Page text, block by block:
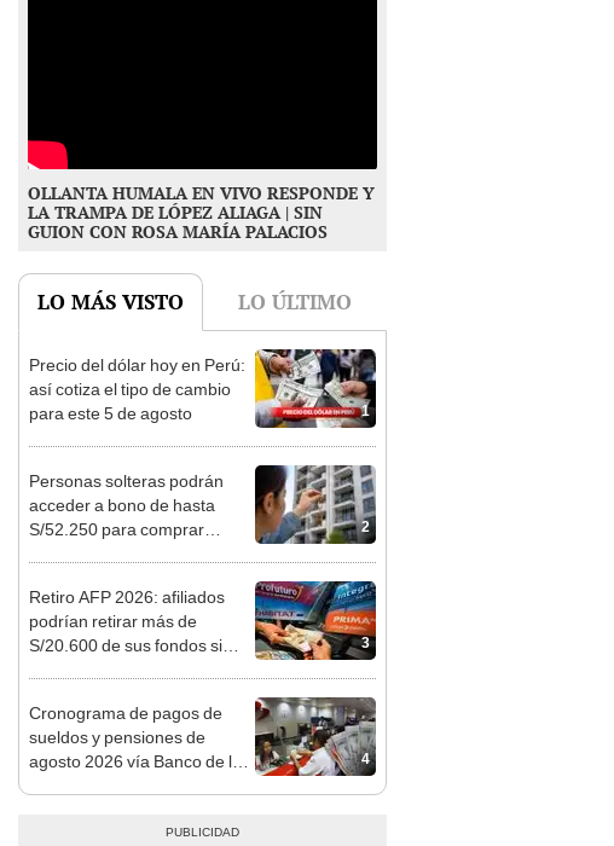
OLLANTA HUMALA EN VIVO RESPONDE Y
LA TRAMPA DE LÓPEZ ALIAGA | SIN
GUION CON ROSA MARÍA PALACIOS
LO MÁS VISTO LO ÚLTIMO
1
Precio del dólar hoy en Perú:
así cotiza el tipo de cambio
para este 5 de agosto
2
Personas solteras podrán
acceder a bono de hasta
S/52.250 para comprar
3
Retiro AFP 2026: afiliados
podrían retirar más de
S/20.600 de sus fondos si
4
Cronograma de pagos de
sueldos y pensiones de
agosto 2026 vía Banco de la